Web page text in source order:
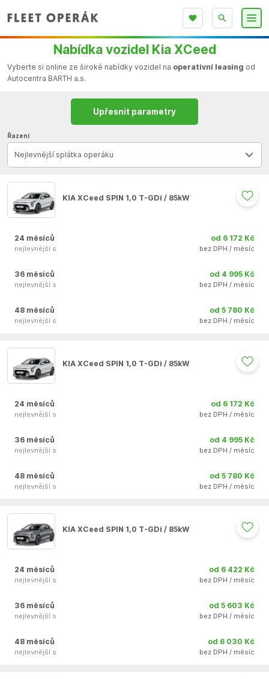
Nabídka vozidel Kia XCeed
Vyberte si online ze široké nabídky vozidel na operativní leasing od
Autocentra BARTH a.s.
Upřesnit parametry
Řazení
Nejlevnější splátka operáku
KIA XCeed SPIN 1,0 T-GDi / 85kW
24 měsíců
nejlevnější s
od 6 172 Kč
bez DPH / měsíc
36 měsíců
nejlevnější s
od 4 995 Kč
bez DPH / měsíc
48 měsíců
nejlevnější s
od 5 780 Kč
bez DPH / měsíc
KIA XCeed SPIN 1,0 T-GDi / 85kW
24 měsíců
nejlevnější s
od 6 172 Kč
bez DPH / měsíc
36 měsíců
nejlevnější s
od 4 995 Kč
bez DPH / měsíc
48 měsíců
nejlevnější s
od 5 780 Kč
bez DPH / měsíc
KIA XCeed SPIN 1,0 T-GDi / 85kW
24 měsíců
nejlevnější s
od 6 422 Kč
bez DPH / měsíc
36 měsíců
nejlevnější s
od 5 603 Kč
bez DPH / měsíc
48 měsíců
nejlevnější s
od 6 030 Kč
bez DPH / měsíc